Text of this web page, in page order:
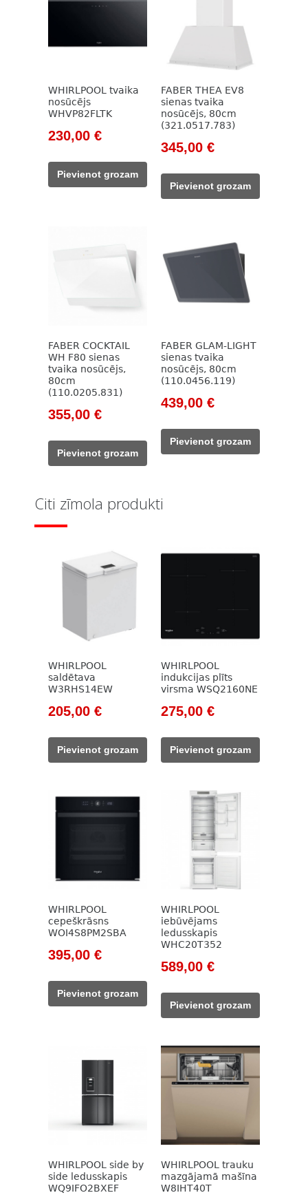
WHIRLPOOL tvaika
nosūcējs
WHVP82FLTK
Original
was:
297,00 €.
230,00 €Current
230,00 €.
Pievienot grozam
FABER THEA EV8
sienas tvaika
nosūcējs, 80cm
(321.0517.783)
Original
was:
607,00 €.
345,00 €Current
345,00 €.
Pievienot grozam
FABER COCKTAIL
WH F80 sienas
tvaika nosūcējs,
80cm
(110.0205.831)
Original
was:
590,00 €.
355,00 €Current
355,00 €.
Pievienot grozam
FABER GLAM-LIGHT
sienas tvaika
nosūcējs, 80cm
(110.0456.119)
Original
was:
709,00 €.
439,00 €Current
439,00 €.
Pievienot grozam
Citi zīmola produkti
WHIRLPOOL
saldētava
W3RHS14EW
Original
was:
251,00 €.
205,00 €Current
205,00 €.
Pievienot grozam
WHIRLPOOL
indukcijas plīts
virsma WSQ2160NE
Original
was:
353,00 €.
275,00 €Current
275,00 €.
Pievienot grozam
WHIRLPOOL
cepeškrāsns
WOI4S8PM2SBA
Original
was:
515,00 €.
395,00 €Current
395,00 €.
Pievienot grozam
WHIRLPOOL
iebūvējams
ledusskapis
WHC20T352
Original
was:
825,00 €.
589,00 €Current
589,00 €.
Pievienot grozam
WHIRLPOOL side by
side ledusskapis
WQ9IFO2BXEF
WHIRLPOOL trauku
mazgājamā mašīna
W8IHT40T